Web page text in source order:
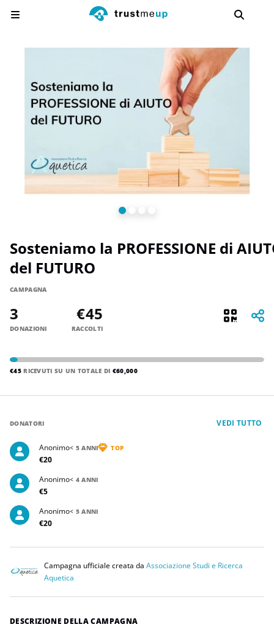
Sosteniamo la PROFESSIONE di AIUTO
del FUTURO
CAMPAGNA
3
DONAZIONI
€45
RACCOLTI
€45 RICEVUTI SU UN TOTALE DI €60,000
DONATORI VEDI TUTTO
Anonimo< 5 ANNI TOP
€20
Anonimo< 4 ANNI
€5
Anonimo< 5 ANNI
€20
Campagna ufficiale creata da Associazione Studi e Ricerca
Aquetica
DESCRIZIONE DELLA CAMPAGNA